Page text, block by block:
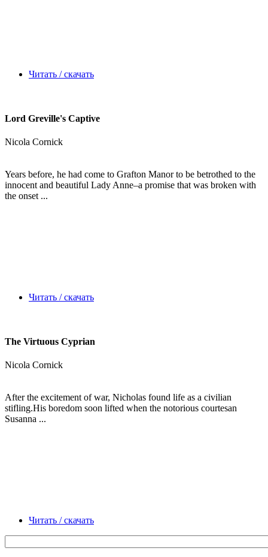
Читать / скачать
Lord Greville's Captive
Nicola Cornick
Years before, he had come to Grafton Manor to be betrothed to the
innocent and beautiful Lady Anne–a promise that was broken with
the onset ...
Читать / скачать
The Virtuous Cyprian
Nicola Cornick
After the excitement of war, Nicholas found life as a civilian
stifling.His boredom soon lifted when the notorious courtesan
Susanna ...
Читать / скачать